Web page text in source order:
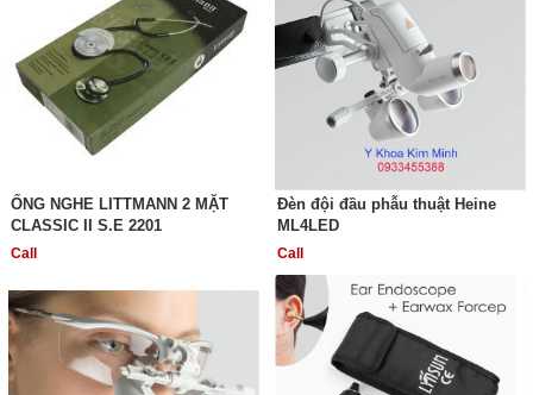
ỐNG NGHE LITTMANN 2 MẶT
CLASSIC II S.E 2201
Call
Đèn đội đầu phẫu thuật Heine
ML4LED
Call